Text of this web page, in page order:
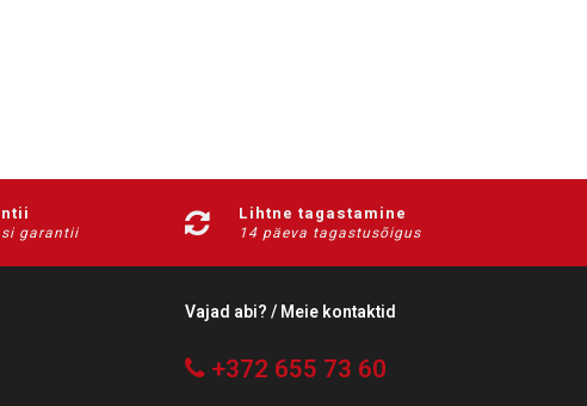
lisagarantii, mis pikendab garantii läbisõitu vastavalt 1000 ja
garantii
Lihtne tagastamine
14 päeva tagastusõigus
Vajad abi? / Meie kontaktid
+372 655 73 60